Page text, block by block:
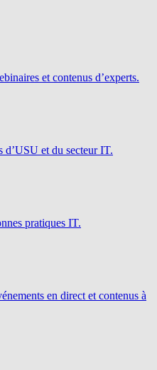
et contenus d’experts.
d’USU et du secteur IT.
pratiques IT.
en direct et contenus à